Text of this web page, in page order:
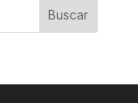
Buscar